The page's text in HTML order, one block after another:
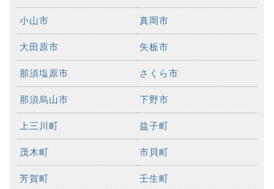
小山市 真岡市
大田原市 矢板市
那須塩原市 さくら市
那須烏山市 下野市
上三川町 益子町
茂木町 市貝町
芳賀町 壬生町